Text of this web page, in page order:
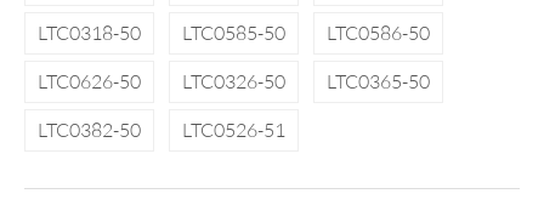
LTC0318-50
LTC0585-50
LTC0586-50
LTC0626-50
LTC0326-50
LTC0365-50
LTC0382-50
LTC0526-51